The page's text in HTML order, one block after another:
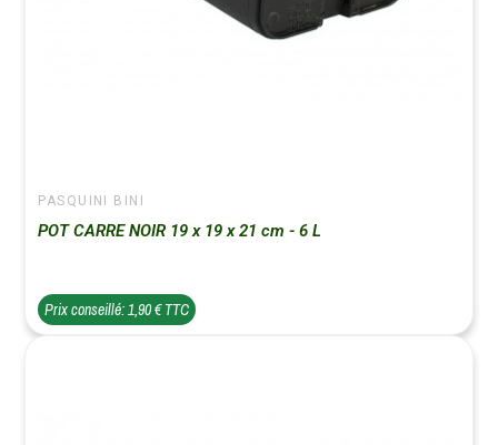
PASQUINI BINI
POT CARRE NOIR 19 x 19 x 21 cm - 6 L
Prix conseillé: 1,90 € TTC